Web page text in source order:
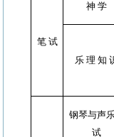
笔 试
神 学
乐 理 知
钢琴与声
试